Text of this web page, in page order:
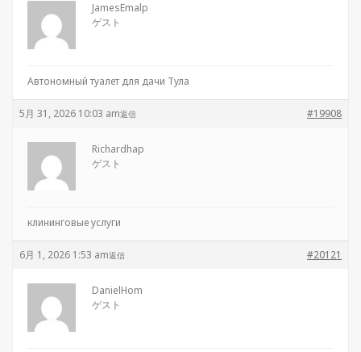
JamesEmalp
ゲスト
Автономный туалет для дачи Тула
5月 31, 2026 10:03 am #19908
返信
Richardhap
ゲスト
клининговые услуги
6月 1, 2026 1:53 am #20121
返信
DanielHom
ゲスト